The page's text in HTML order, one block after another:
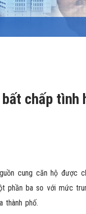
chấp tình
cung căn hộ được
phần ba so với mức
thành phố.